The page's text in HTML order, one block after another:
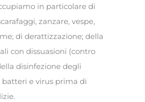
in particolare di
zanzare, vespe,
di derattizzazione; della
con dissuasioni (contro
disinfezione degli
e virus prima di